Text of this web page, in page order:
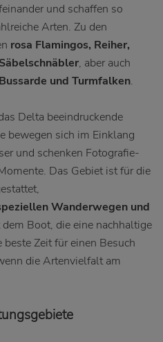
und schaffen so
Arten. Zu den
rosa Flamingos, Reiher,
, aber auch
und Turmfalken.
Delta beeindruckende
bewegen sich im Einklang
und schenken Fotografie-
Das Gebiet ist für die
Wanderwegen und
Boot, die eine nachhaltige
Zeit für einen Besuch
die Artenvielfalt am